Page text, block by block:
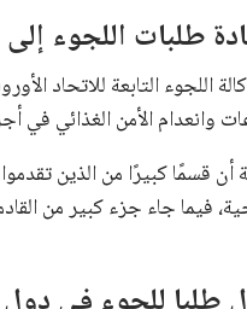
طلبات اللجوء
وانعدام الأمن الغذائي في
أن قسمًا كبيرًا من الذين
فيما جاء جزء كبير من